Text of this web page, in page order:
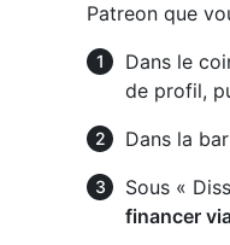
Patreon que
Dans le
de profil,
Dans la
Sous «
financer